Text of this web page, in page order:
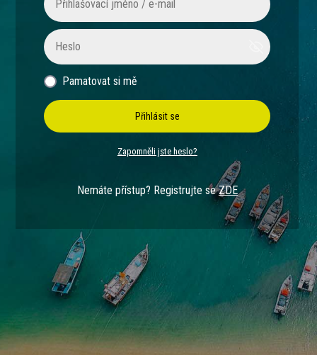
Pamatovat si mě
Přihlásit se
Zapomněli jste heslo?
Nemáte přístup? Registrujte seZDE